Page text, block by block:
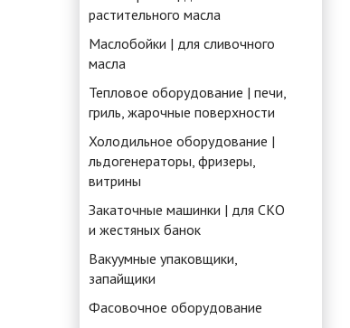
растительного масла
Маслобойки | для сливочного
масла
Тепловое оборудование | печи,
гриль, жарочные поверхности
Холодильное оборудование |
льдогенераторы, фризеры,
витрины
Закаточные машинки | для СКО
и жестяных банок
Вакуумные упаковщики,
запайщики
Фасовочное оборудование